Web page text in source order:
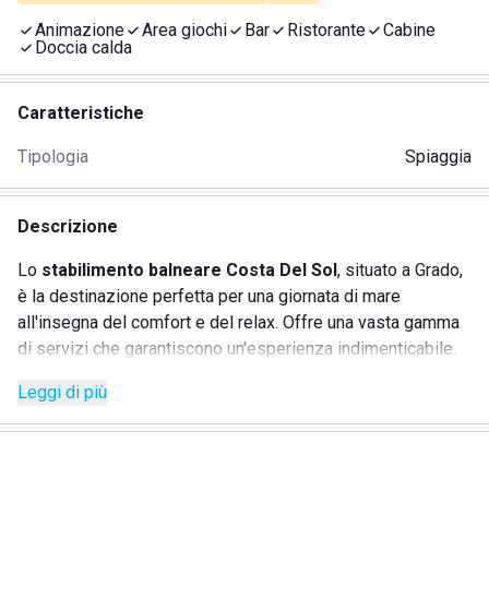
Animazione Area giochi Bar Ristorante
Cabine
Doccia calda
Caratteristiche
Tipologia Spiaggia
Descrizione
Lo stabilimento balneare Costa Del Sol, situato a Grado,
è la destinazione perfetta per una giornata di mare
all'insegna del comfort e del relax. Offre una vasta gamma
di servizi che garantiscono un'esperienza indimenticabile.
per le sue completezze di servizi.
Leggi di più